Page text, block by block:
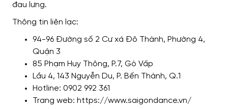
đau lưng.
Thông tin liên lạc:
94-96 Đường số 2 Cư xá Đô Thành, Phường 4,
Quận 3
85 Phạm Huy Thông, P.7, Gò Vấp
Lầu 4, 143 Nguyễn Du, P. Bến Thành, Q.1
Hotline: 0902 992 361
Trang web: https://www.saigondance.vn/